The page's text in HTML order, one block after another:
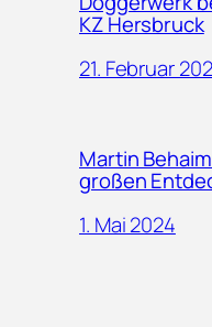
KZ Hersbruck
21. Februar
Martin
großen
1. Mai 2024